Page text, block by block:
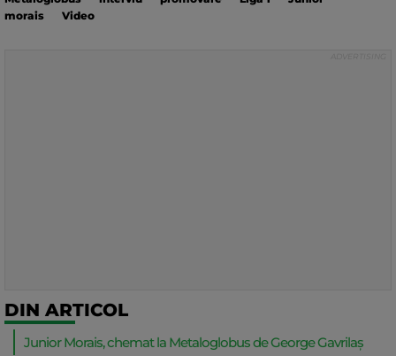
morais
Video
DIN ARTICOL
Junior Morais, chemat la Metaloglobus de George Gavrilaș